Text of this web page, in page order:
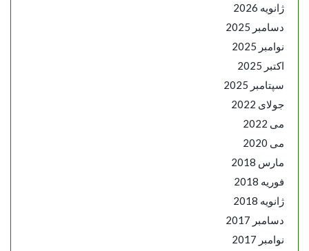
ژانویه 2026
دسامبر 2025
نوامبر 2025
اکتبر 2025
سپتامبر 2025
جولای 2022
می 2022
می 2020
مارس 2018
فوریه 2018
ژانویه 2018
دسامبر 2017
نوامبر 2017